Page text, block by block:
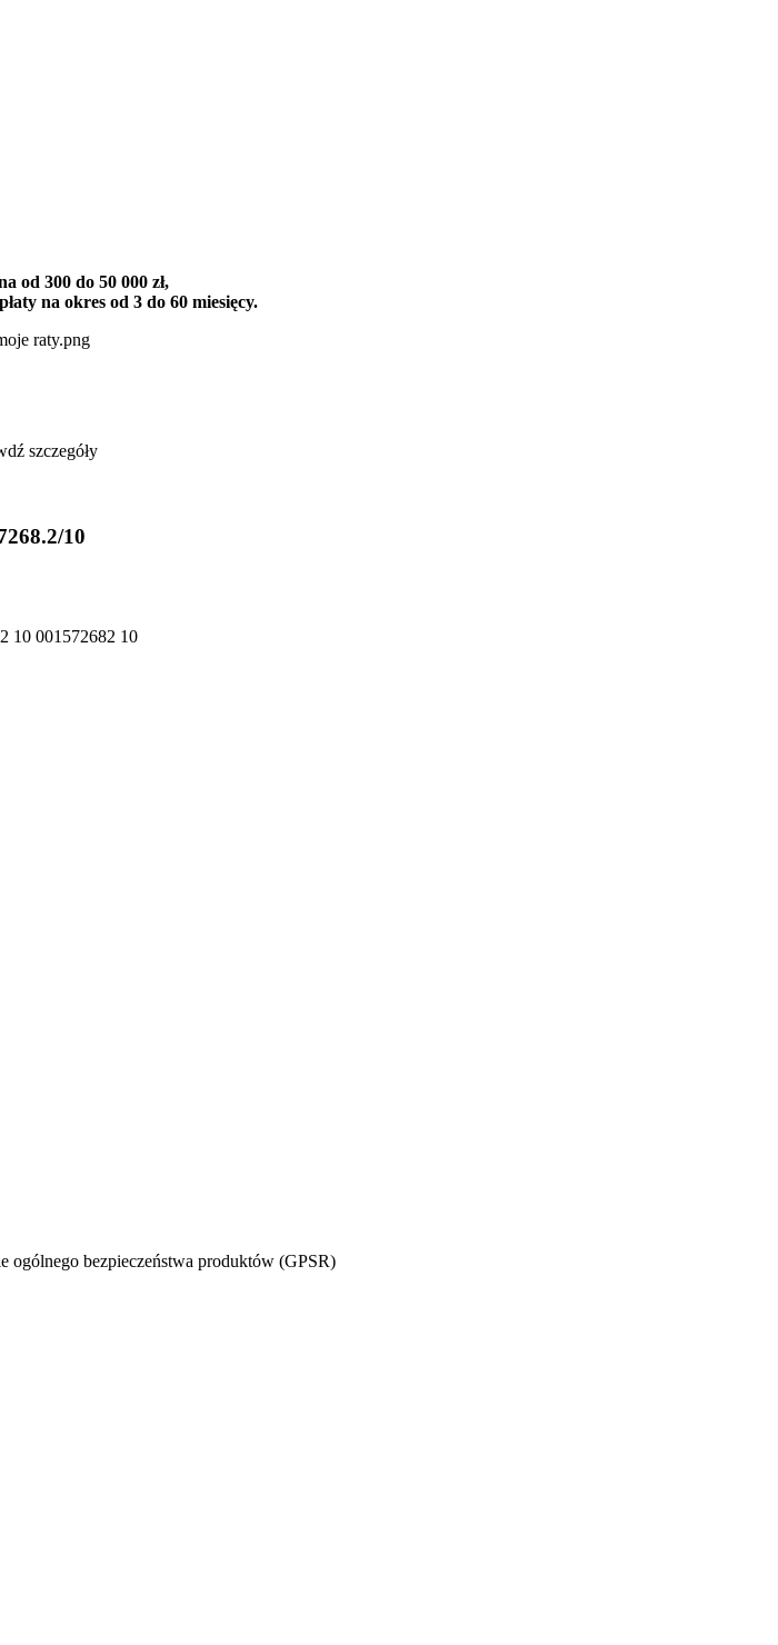
od 300 do 50 000 zł,
na okres od 3 do 60 miesięcy.
szczegóły
10
10 001572682 10
ogólnego bezpieczeństwa produktów (GPSR)